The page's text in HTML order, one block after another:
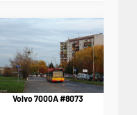
Volvo 7000A #8073